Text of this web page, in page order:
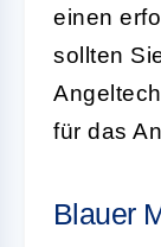
einen
sollten
für das
Blauer